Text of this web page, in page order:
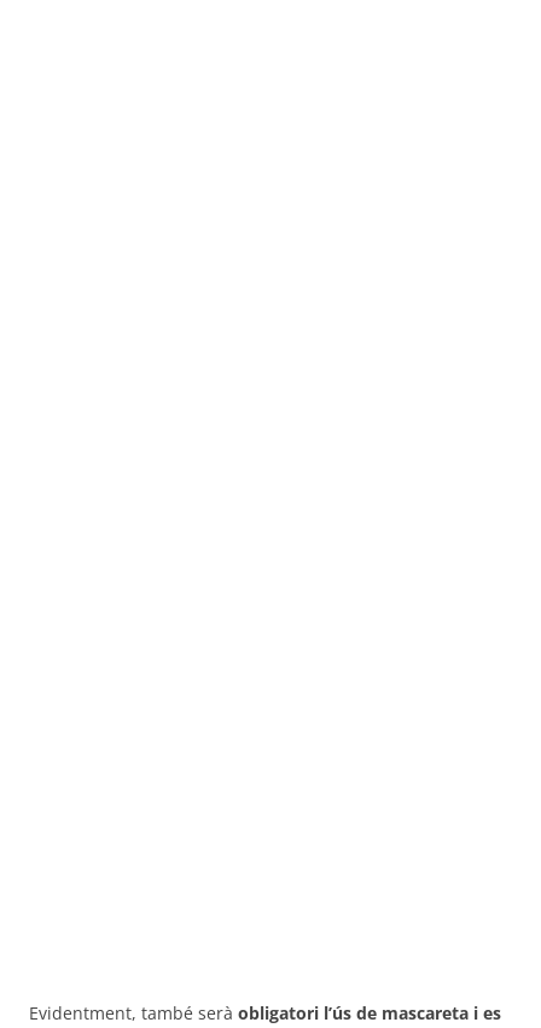
Evidentment, també serà obligatori l’ús de mascareta i es